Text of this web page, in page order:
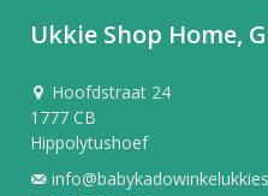
Ukkie Shop Home,
Hoofdstraat 24
1777 CB
Hippolytushoef